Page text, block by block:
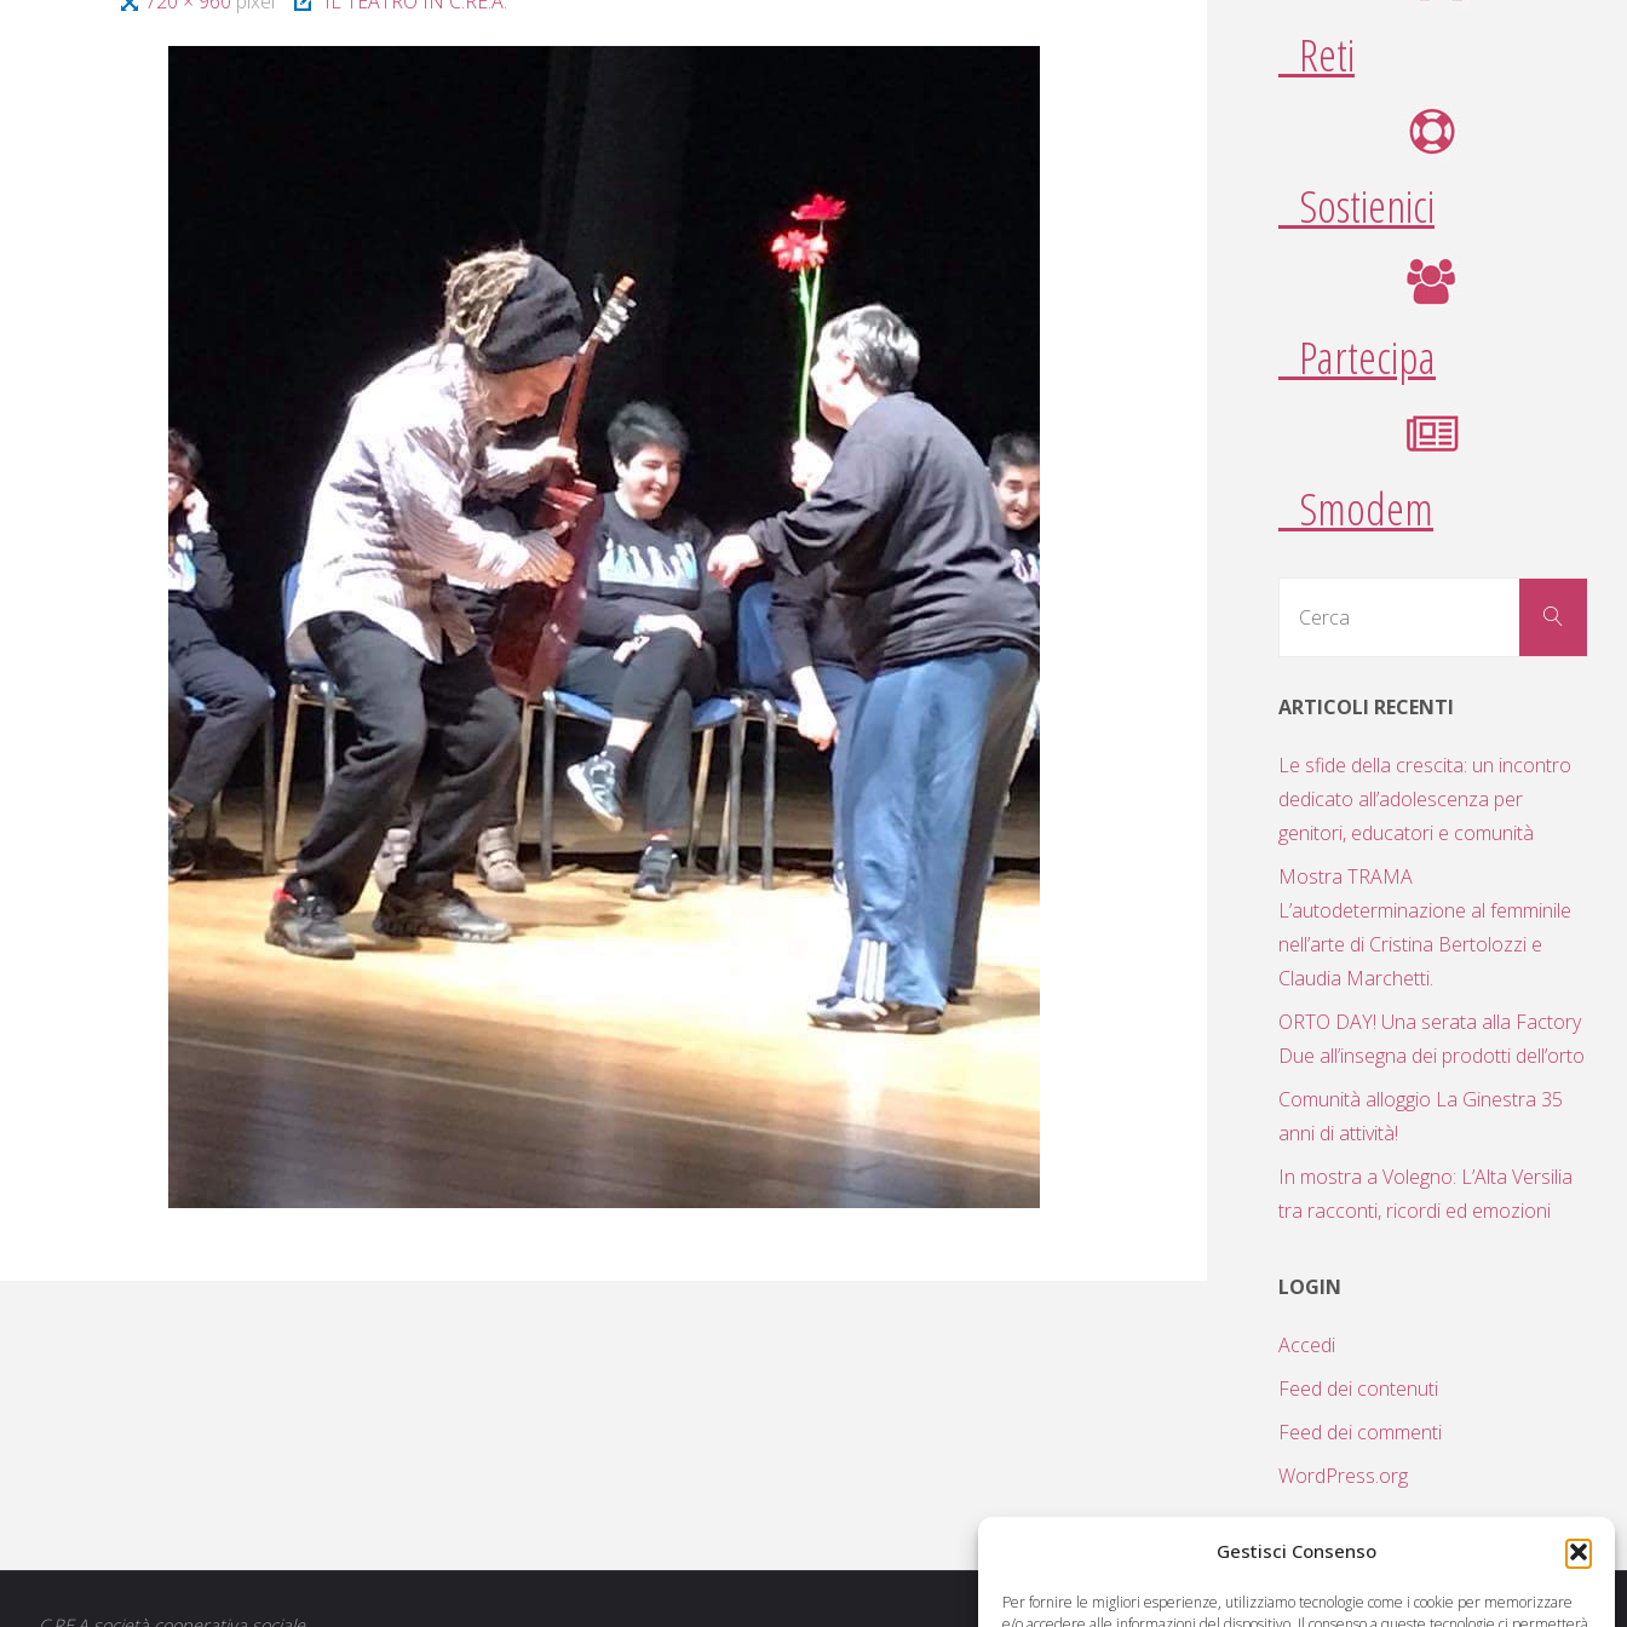
Gestisci Consenso
Per fornire le migliori esperienze, utilizziamo tecnologie come i cookie per memorizzare
A T I
AR
E G
GI
O
Reti
Sostienici
Partecipa
Smodem
Cerca
ARTICOLI RECENTI
Le sfide della crescita: un incontro
dedicato all’adolescenza per
genitori, educatori e comunità
Mostra TRAMA
L’autodeterminazione al femminile
nell’arte di Cristina Bertolozzi e
Claudia Marchetti.
ORTO DAY! Una serata alla Factory
Due all’insegna dei prodotti dell’orto
Comunità alloggio La Ginestra 35
anni di attività!
In mostra a Volegno: L’Alta Versilia
tra racconti, ricordi ed emozioni
LOGIN
Accedi
Feed dei contenuti
Feed dei commenti
WordPress.org